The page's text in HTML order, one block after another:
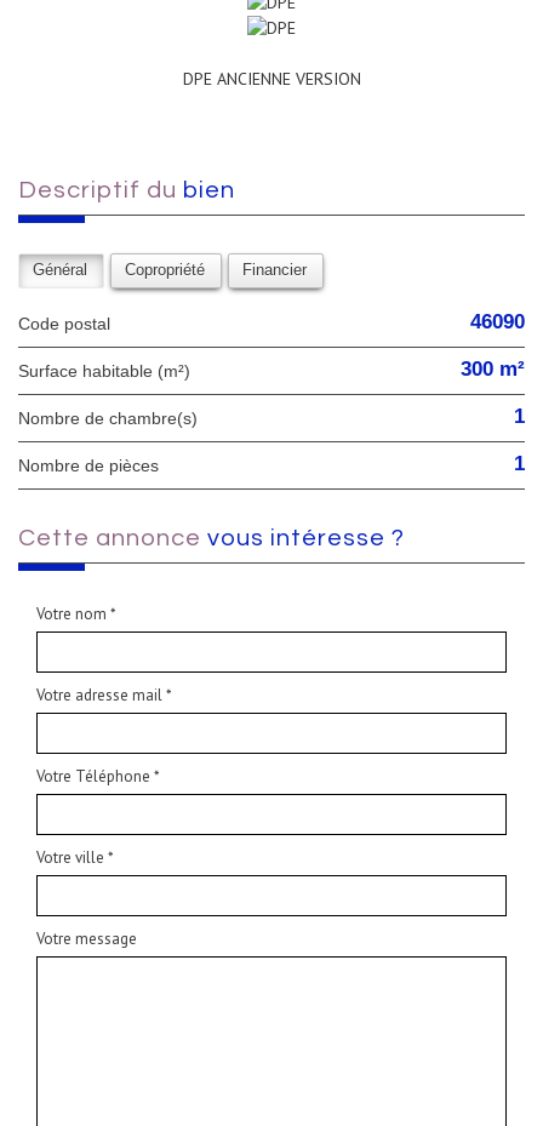
DPE ANCIENNE VERSION
descriptif du bien
Général Copropriété Financier
Code postal 46090
Surface habitable (m²) 300 m²
Nombre de chambre(s) 1
Nombre de pièces 1
cette annonce vous intéresse ?
Votre nom *
Votre adresse mail *
Votre Téléphone *
Votre ville *
Votre message